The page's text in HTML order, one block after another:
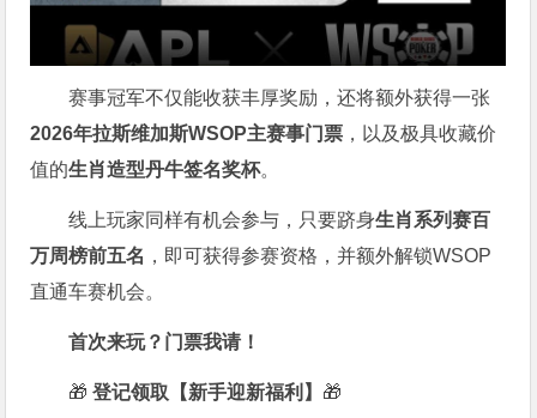
赛事冠军不仅能收获丰厚奖励，还将额外获得一张
2026年拉斯维加斯WSOP主赛事门票 ，以及极具收藏价
值的生肖造型丹牛签名奖杯。
线上玩家同样有机会参与，只要跻身生肖系列赛百
万周榜前五名 ，即可获得参赛资格，并额外解锁WSOP
直通车赛机会。
首次来玩？门票我请！
🎁 登记领取【新手迎新福利】 🎁